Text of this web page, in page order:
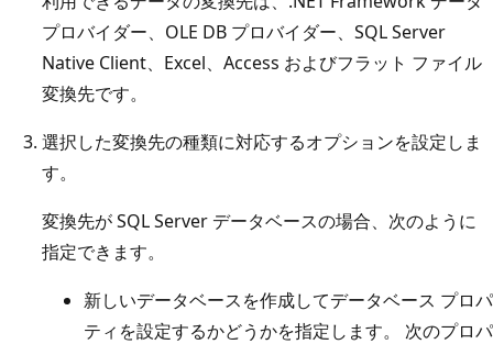
プロバイダー、OLE DB プロバイダー、SQL Server
Native Client、Excel、Access およびフラット ファイル
変換先です。
選択した変換先の種類に対応するオプションを設定しま
す。
変換先が SQL Server データベースの場合、次のように
指定できます。
新しいデータベースを作成してデータベース プロパ
ティを設定するかどうかを指定します。 次のプロパ